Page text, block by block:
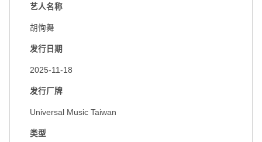
艺人名称
胡恂舞
发行日期
2025-11-18
发行厂牌
Universal Music Taiwan
类型
扫码关注环球音乐集团微信公众号